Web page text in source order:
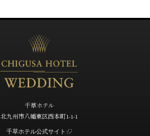
千草ホテル
北九州市八幡東区西本町1-1-1
千草ホテル公式サイト